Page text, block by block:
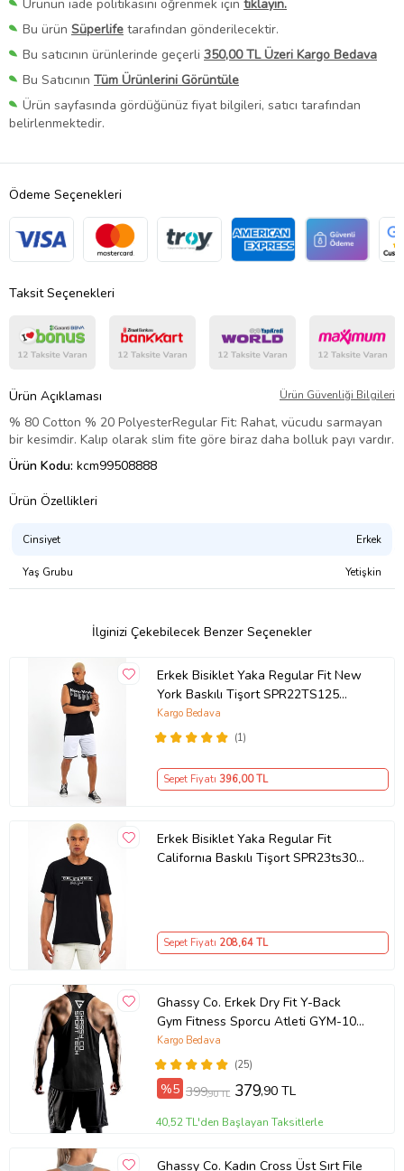
Ürünün iade politikasını öğrenmek için tıklayın.
Bu ürün Süperlife tarafından gönderilecektir.
Bu satıcının ürünlerinde geçerli 350,00 TL Üzeri Kargo Bedava
Bu Satıcının Tüm Ürünlerini Görüntüle
Ürün sayfasında gördüğünüz fiyat bilgileri, satıcı tarafından
belirlenmektedir.
Ödeme Seçenekleri
Taksit Seçenekleri
Ürün Açıklaması Ürün Güvenliği Bilgileri
% 80 Cotton % 20 PolyesterRegular Fit: Rahat, vücudu sarmayan
bir kesimdir. Kalıp olarak slim fite göre biraz daha bolluk payı vardır.
Ürün Kodu: kcm99508888
Ürün Özellikleri
Cinsiyet Erkek
Yaş Grubu Yetişkin
İlginizi Çekebilecek Benzer Seçenekler
Erkek Bisiklet Yaka Regular Fit New
York Baskılı Tişort SPR22TS125
(Siyah)
(1)
Kargo Bedava
Sepet Fiyatı 396,00 TL
Erkek Bisiklet Yaka Regular Fit
Californıa Baskılı Tişort SPR23ts304
Sepet Fiyatı 208,64 TL
Ghassy Co. Erkek Dry Fit Y-Back
Gym Fitness Sporcu Atleti GYM-101
(Siyah)
(25)
Kargo Bedava
%5 399,90 TL 379,90 TL
40,52 TL'den Başlayan Taksitlerle
Ghassy Co. Kadın Cross Üst Sırt File